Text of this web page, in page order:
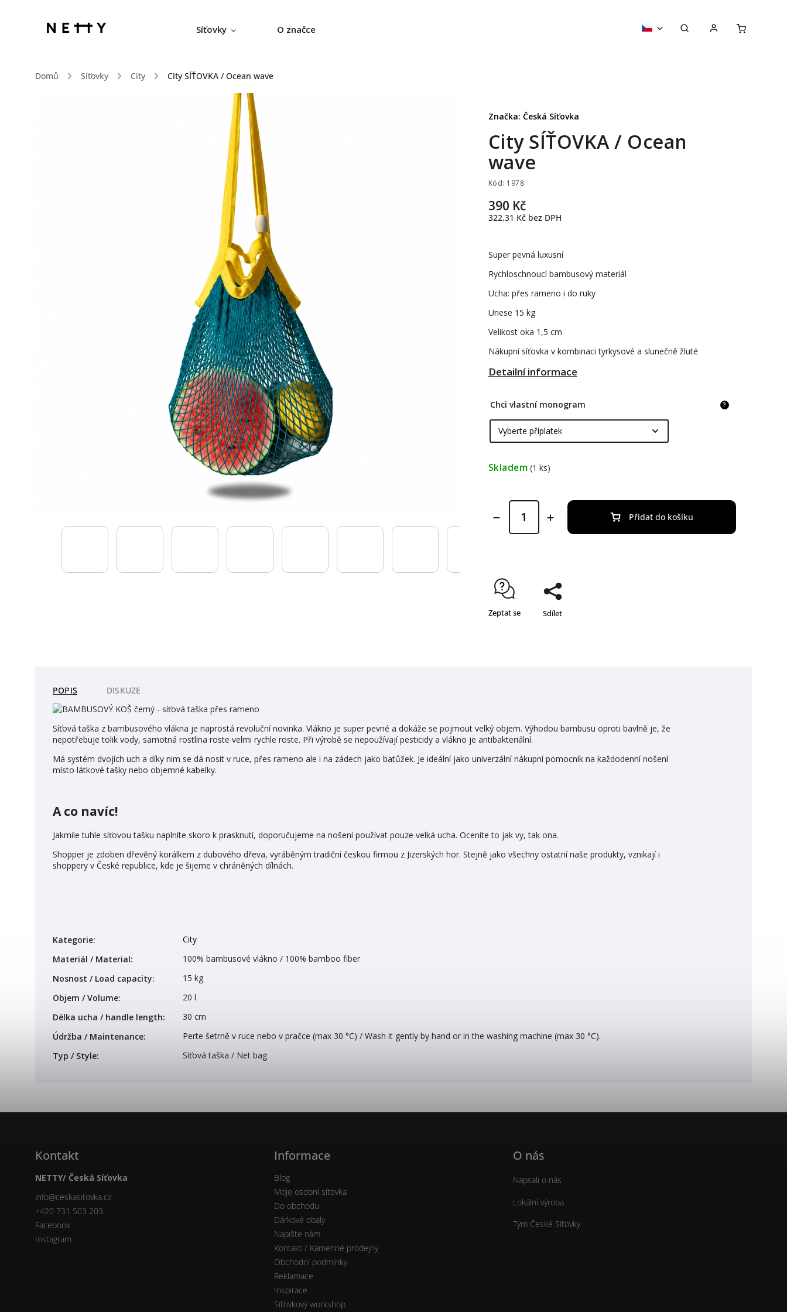
Síťovky O značce
Domů / Síťovky / City / City SÍŤOVKA / Ocean wave
City SÍŤOVKA / Ocean
wave
Kód: 1978
390 Kč
322,31 Kčbez DPH
Super pevná luxusní
Rychloschnoucí bambusový materiál
Ucha: přes rameno i do ruky
Unese 15 kg
Velikost oka 1,5 cm
Nákupní síťovka v kombinaci tyrkysové a slunečně žluté
Detailní informace
Značka: Česká Síťovka
Chci vlastní monogram ?
Skladem (1 ks)
Přidat do košíku
Zeptat se Sdílet
POPIS DISKUZE
Síťová taška z bambusového vlákna je naprostá revoluční novinka. Vlákno je super pevné a dokáže se pojmout velký objem. Výhodou bambusu oproti bavlně je, že
nepotřebuje tolik vody, samotná rostlina roste velmi rychle roste. Při výrobě se nepoužívají pesticidy a vlákno je antibakteriální.
Má systém dvojích uch a díky nim se dá nosit v ruce, přes rameno ale i na zádech jako batůžek. Je ideální jako univerzální nákupní pomocník na každodenní nošení
místo látkové tašky nebo objemné kabelky.
A co navíc!
Jakmile tuhle síťovou tašku naplníte skoro k prasknutí, doporučujeme na nošení používat pouze velká ucha. Oceníte to jak vy, tak ona.
Shopper je zdoben dřevěný korálkem z dubového dřeva, vyráběným tradiční českou firmou z Jizerských hor. Stejně jako všechny ostatní naše produkty, vznikají i
shoppery v České republice, kde je šijeme v chráněných dílnách.
Kategorie:
City
Materiál / Material:
100% bambusové vlákno / 100% bamboo fiber
Nosnost / Load capacity:
15 kg
Objem / Volume:
20 l
Délka ucha / handle length:
30 cm
Údržba / Maintenance:
Perte šetrně v ruce nebo v pračce (max 30 °C) / Wash it gently by hand or in the washing machine (max 30 °C).
Typ / Style: Síťová taška / Net bag
Kontakt
NETTY/ Česká Síťovka
info@ceskasitovka.cz
+420 731 503 203
Facebook
Instagram
Informace
Blog
Moje osobní síťovka
Do obchodu
Dárkové obaly
Napište nám
Kontakt / Kamenné prodejny
Obchodní podmínky
Reklamace
Inspirace
Síťovkový workshop
O nás
Napsali o nás
Lokální výroba
Tým České Síťovky